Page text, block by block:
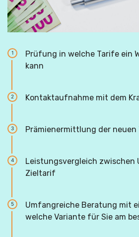
1
Prüfung in welche Tarife ein
kann
2 Kontaktaufnahme mit dem
3 Prämienermittlung der neuen
4
Leistungsvergleich zwischen
Zieltarif
5
Umfangreiche Beratung mit
welche Variante für Sie am